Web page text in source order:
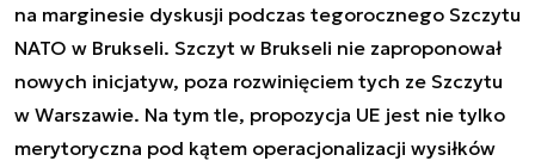
na marginesie dyskusji podczas tegorocznego Szczytu
NATO w Brukseli. Szczyt w Brukseli nie zaproponował
nowych inicjatyw, poza rozwinięciem tych ze Szczytu
w Warszawie. Na tym tle, propozycja UE jest nie tylko
merytoryczna pod kątem operacjonalizacji wysiłków